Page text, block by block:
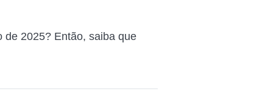
de 2025? Então, saiba que